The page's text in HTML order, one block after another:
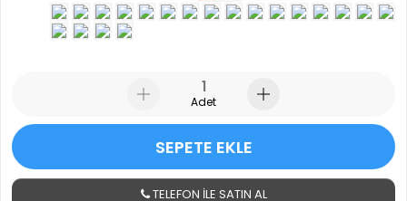
Adet
SEPETE EKLE
TELEFON İLE SATIN AL